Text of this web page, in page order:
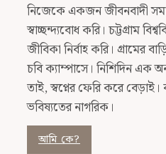
নিজেকে একজন জীবনবাদী
স্বাচ্ছন্দ্যবোধ করি। চট্টগ্রাম
জীবিকা নির্বাহ করি। গ্রামের
চবি ক্যাম্পাসে। নিশিদিন এক
তাই, স্বপ্নের ফেরি করে
ভবিষ্যতের নাগরিক।
আমি কে?